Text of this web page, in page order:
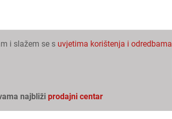
i slažem se s uvjetima korištenja i odredbama
najbliži prodajni centar